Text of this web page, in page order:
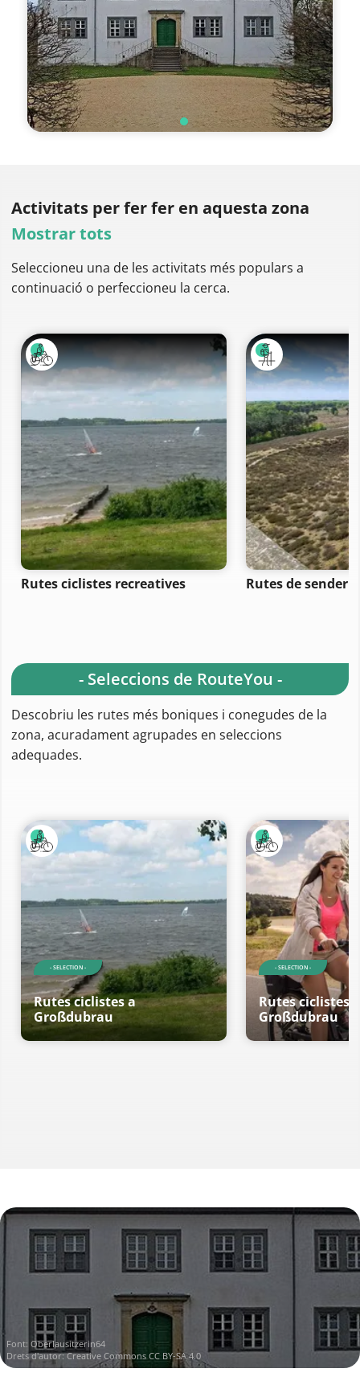
Activitats per ferfer en aquesta zona
Mostrar tots
Seleccioneu una de les activitats més populars a
continuació o perfeccioneu la cerca.
Rutes ciclistes recreatives Rutes de
- Seleccions de RouteYou -
Descobriu les rutes més boniques i conegudes de la
zona, acuradament agrupades en seleccions
adequades.
- SELECTION -
Rutes ciclistes a
Großdubrau
- SELECTION -
Rutes ciclistes a
Großdubrau
Font: Oberlausitzerin64
Drets d'autor:Creative Commons CC BY-SA 4.0